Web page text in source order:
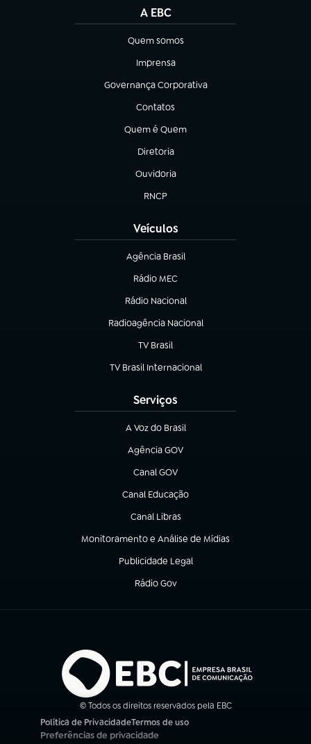
A EBC
Quem somos
(abre em nova aba)
Imprensa
(abre em nova aba)
Governança Corporativa
(abre em nova aba)
Contatos
(abre em nova aba)
Quem é Quem
(abre em nova aba)
Diretoria
(abre em nova aba)
Ouvidoria
(abre em nova aba)
RNCP
(abre em nova aba)
Veículos
Agência Brasil
(abre em nova aba)
Rádio MEC
Rádio Nacional
(abre em nova aba)
Radioagência Nacional
(abre em nova aba)
TV Brasil
(abre em nova aba)
TV Brasil Internacional
(abre em nova aba)
Serviços
A Voz do Brasil
(abre em nova aba)
Agência GOV
(abre em nova aba)
Canal GOV
(abre em nova aba)
Canal Educação
(abre em nova aba)
Canal Libras
(abre em nova aba)
Monitoramento e Análise de Mídias
(abre em nova aba)
Publicidade Legal
(abre em nova aba)
Rádio Gov
(abre em nova aba)
© Todos os direitos reservados pela EBC
Política de Privacidade
(abre em nova aba)
Termos de uso
(abre em nova aba)
Preferências de privacidade